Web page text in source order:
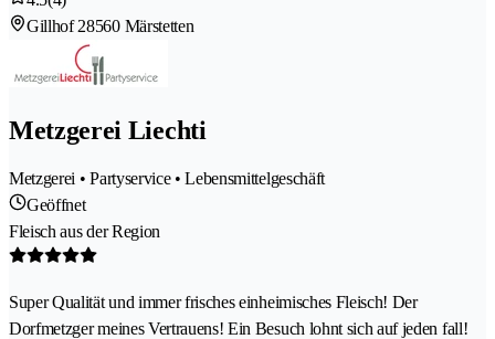
Gillhof 28560 Märstetten
Metzgerei Liechti
Metzgerei • Partyservice • Lebensmittelgeschäft
Geöffnet
Fleisch aus der Region
Super Qualität und immer frisches einheimisches Fleisch! Der
Dorfmetzger meines Vertrauens! Ein Besuch lohnt sich auf jeden fall!